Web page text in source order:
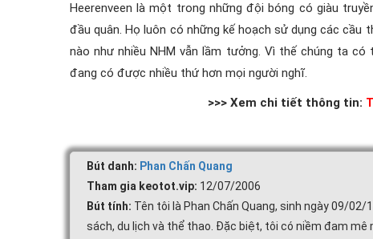
Heerenveen là một trong những đội bóng có giàu
đầu quân. Họ luôn có những kế hoạch sử dụng các
nào như nhiều NHM vẫn lầm tưởng. Vì thế chúng ta
đang có được nhiều thứ hơn mọi người nghĩ.
>>> Xem chi tiết thông tin:
Bút danh: Phan Chấn Quang
Tham gia keotot.vip: 12/07/2006
Bút tính: Tên tôi là Phan Chấn Quang, sinh ngày 09/02/
sách, du lịch và thể thao. Đặc biệt, tôi có niềm đam mê